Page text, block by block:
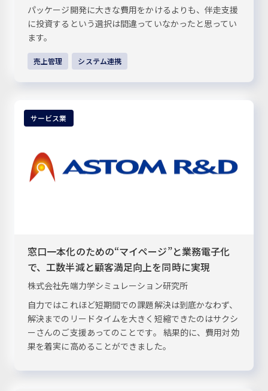
パッケージ開発に大きな費用をかけるよりも、伴走支援
に投資するという選択は間違っていなかったと思ってい
ます。
売上管理 システム連携
サービス業
窓口一本化のための“マイページ”と業務電子化
で、工数半減と顧客満足向上を同時に実現
株式会社先端力学シミュレーション研究所
自力ではこれほど短期間での課題解決は到底かなわず、
解決までのリードタイムを大きく短縮できたのはサクシ
ーさんのご支援あってのことです。 結果的に、費用対効
果を着実に高めることができました。